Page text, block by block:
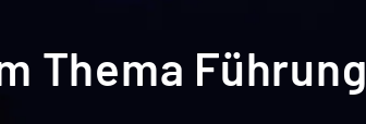
Thema Führung